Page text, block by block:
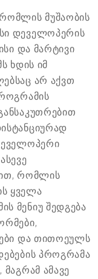
მუშაობის
დეველოპერის
და მარტივი
ხდის იმ
არ აქვთ
რომლის
ყველა
მენიუ შედგება
და თითოეულს
პროგრამა
ამავე